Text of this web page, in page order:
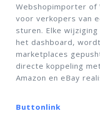
Webshopimporter of
voor verkopers van
sturen. Elke
het dashboard,
marketplaces
directe koppeling
Amazon en eBay
Buttonlink